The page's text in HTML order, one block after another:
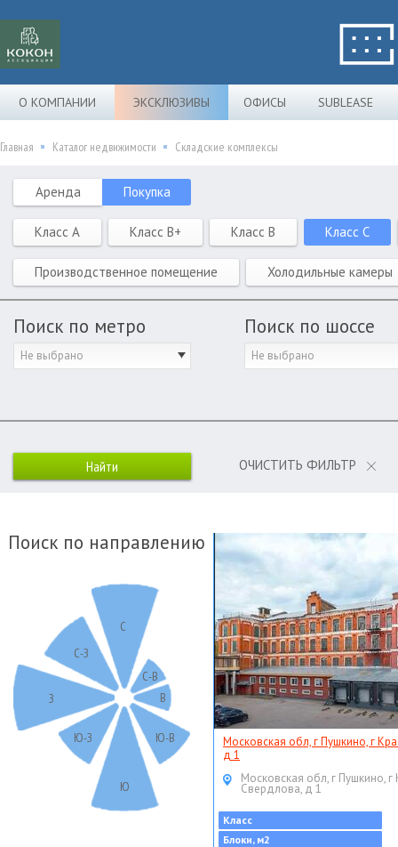
О КОМПАНИИ ЭКСКЛЮЗИВЫ ОФИСЫ SUBLEASE
Главная Каталог недвижимости Складские комплексы
Аренда Покупка
Класс A Класс B+ Класс B Класс C
Производственное помещение Холодильные камеры
Поиск по метро
Не выбрано
Поиск по шоссе
Не выбрано
ОЧИСТИТЬ ФИЛЬТР
Поиск по направлению
С
С-В
В
Ю-В
Ю
Ю-З
З
С-З
Московская обл, г Пушкино, г
д 1
Московская обл, г Пушкино, г
Свердлова, д 1
Класс
Блоки, м2